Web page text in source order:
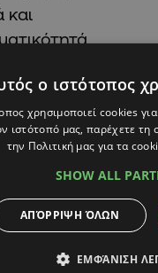
συστήματος
ζητήθηκε από
την
ότι ο
ο ιστότοπος
χρησιμοποιεί cookies
ιστότοπό μας, παρέχετε
την Πολιτική μας για τα
SHOW ALL
ΑΠΌΡΡΙΨΗ ΌΛΩΝ
ΕΜΦΆΝΙΣΗ